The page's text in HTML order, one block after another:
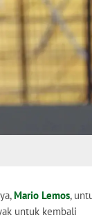
Mario Lemos,
untuk kembali